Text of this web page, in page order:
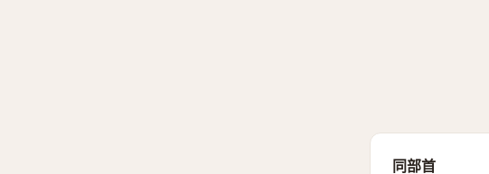
同部首